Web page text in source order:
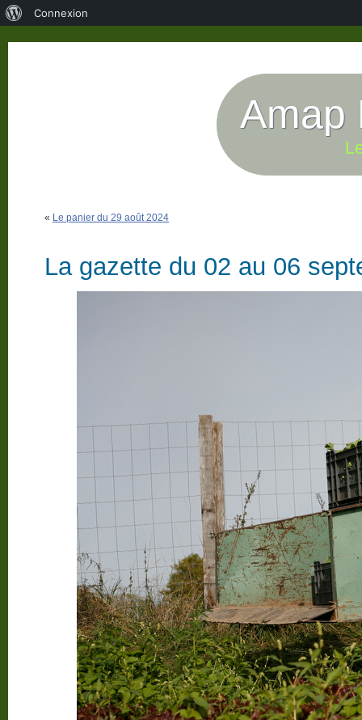
Amap
« Le panier du 29 août 2024
La gazette du 02 au 06
Connexion